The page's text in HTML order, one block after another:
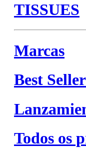
TISSUES
Marcas
Best
Todos os